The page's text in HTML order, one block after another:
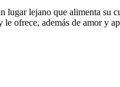
lugar lejano que alimenta su
ofrece, además de amor y